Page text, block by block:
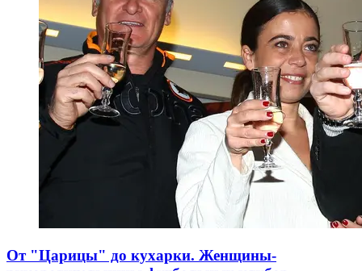
От "Царицы" до кухарки. Женщины-